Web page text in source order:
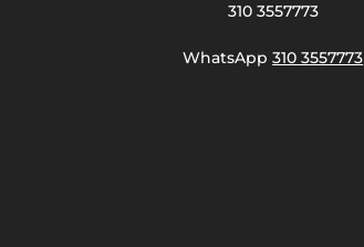
310 3557773
WhatsApp310 3557773